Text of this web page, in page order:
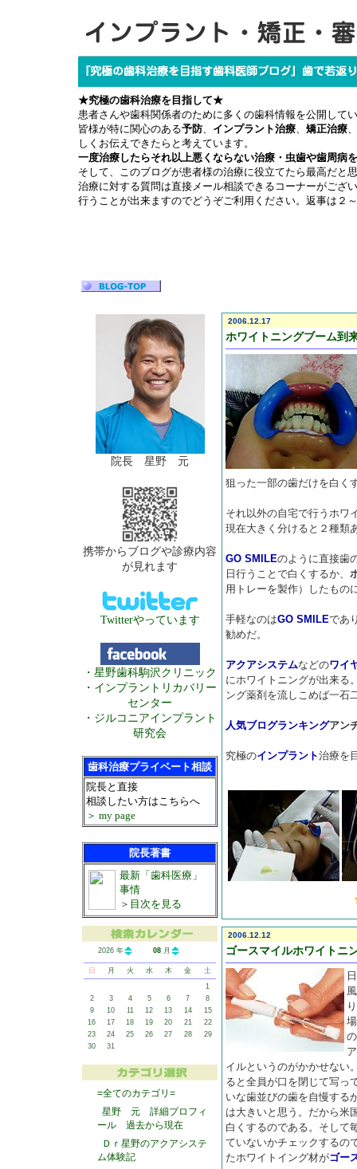
★究極の歯科治療を目指して★
患者さんや歯科関係者のために多くの歯科情報を公開して
皆様が特に関心のある予防、 インプラント治療、 矯正治療、
しくお伝えできたらと考えています。
一度治療したらそれ以上悪くならない治療・虫歯や歯周病
そして、このブログが患者様の治療に役立てたら最高だと
治療に対する質問は直接メール相談できるコーナーがござ
行うことが出来ますのでどうぞご利用ください。返事は２
院長 星野 元
携帯からブログや診療内容
が見れます
Twitterやっています
・星野歯科駒沢クリニック
・インプラントリカバリー
センター
・ジルコニアインプラント
研究会
歯科治療プライベート相談
院長と直接
相談したい方はこちらへ
＞ my page
院長著書
最新「歯科医療」
事情
＞目次を見る
2026 年 08 月
日 月 火 水 木 金
土
1
2
3 4 5 6 7
8
9
10 11 12 13 14
15
16
17 18 19 20 21
22
23
24 25 26 27 28
29
30
31
=全てのカテゴリ=
星野 元 詳細プロフィ
ール 過去から現在
Ｄｒ星野のアクアシステ
ム体験記
2006.12.17
ホワイトニングブーム到
狙った一部の歯だけを白く
それ以外の自宅で行うホワ
現在大きく分けると２種類
GO SMILEのように直接歯
日行うことで白くするか、
用トレーを製作）したもの
手軽なのはGO SMILEであ
勧めだ。
アクアシステムなどのワイ
にホワイトニングが出来る
ング薬剤を流しこめば一石
人気ブログランキングアン
究極のインプラント治療を
2006.12.12
ゴースマイルホワイトニ
イルというのがかかせない
ると全員が口を閉じて写っ
いな歯並びの歯を自慢する
は大きいと思う。だから米
白くするのである。そして
ていないかチェックするの
たホワイトイング材がゴー